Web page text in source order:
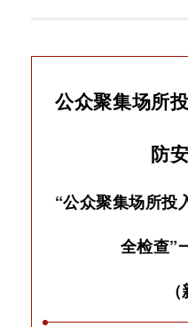
公众聚集场所
防
“公众聚集场所投
全检查”